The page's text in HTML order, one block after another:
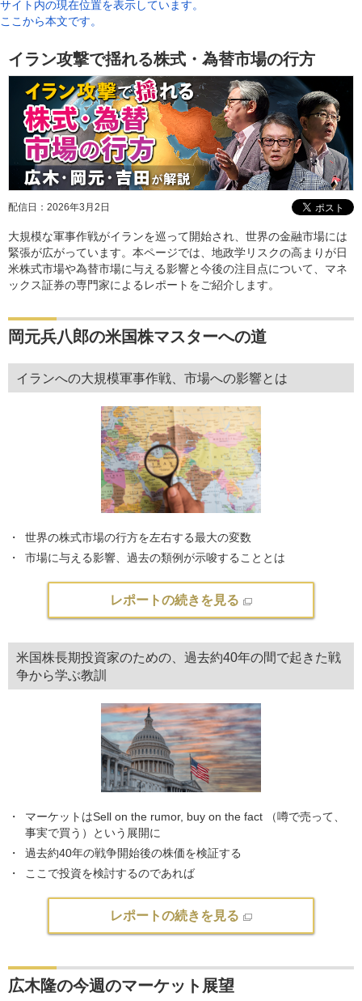
サイト内の現在位置を表示しています。
ここから本文です。
イラン攻撃で揺れる株式・為替市場の行方
配信日： 2026年3月2日
大規模な軍事作戦がイランを巡って開始され、世界の金融市場には
緊張が広がっています。本ページでは、地政学リスクの高まりが日
米株式市場や為替市場に与える影響と今後の注目点について、マネ
ックス証券の専門家によるレポートをご紹介します。
岡元兵八郎の米国株マスターへの道
イランへの大規模軍事作戦、市場への影響とは
世界の株式市場の行方を左右する最大の変数
市場に与える影響、過去の類例が示唆することとは
レポートの続きを見る
米国株長期投資家のための、過去約40年の間で起きた戦
争から学ぶ教訓
マーケットはSell on the rumor, buy on the fact （噂で売って、
事実で買う）という展開に
過去約40年の戦争開始後の株価を検証する
ここで投資を検討するのであれば
レポートの続きを見る
広木隆の今週のマーケット展望